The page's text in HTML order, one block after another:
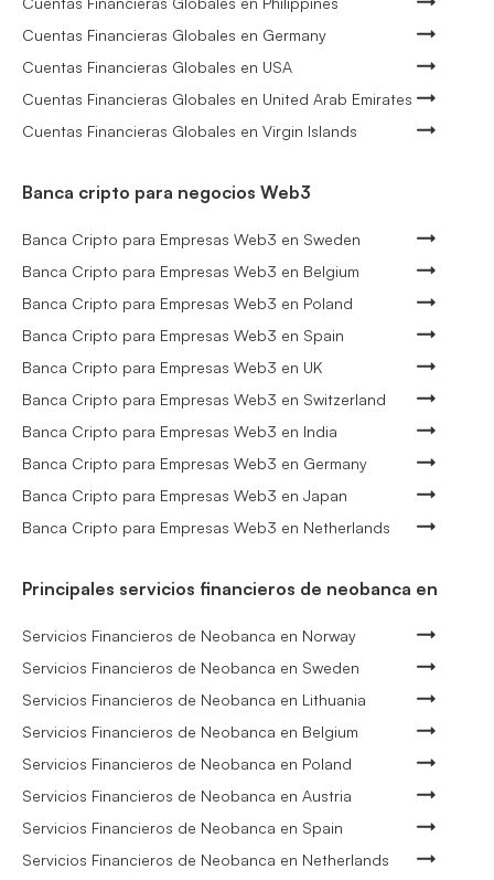
Cuentas Financieras Globales en Germany
Cuentas Financieras Globales en USA
Cuentas Financieras Globales en United Arab Emirates
Cuentas Financieras Globales en Virgin Islands
Banca cripto para negocios Web3
Banca Cripto para Empresas Web3 en Sweden
Banca Cripto para Empresas Web3 en Belgium
Banca Cripto para Empresas Web3 en Poland
Banca Cripto para Empresas Web3 en Spain
Banca Cripto para Empresas Web3 en UK
Banca Cripto para Empresas Web3 en Switzerland
Banca Cripto para Empresas Web3 en India
Banca Cripto para Empresas Web3 en Germany
Banca Cripto para Empresas Web3 en Japan
Banca Cripto para Empresas Web3 en Netherlands
Principales servicios financieros de neobanca en
Servicios Financieros de Neobanca en Norway
Servicios Financieros de Neobanca en Sweden
Servicios Financieros de Neobanca en Lithuania
Servicios Financieros de Neobanca en Belgium
Servicios Financieros de Neobanca en Poland
Servicios Financieros de Neobanca en Austria
Servicios Financieros de Neobanca en Spain
Servicios Financieros de Neobanca en Netherlands